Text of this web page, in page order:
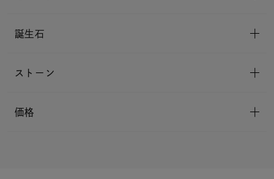
誕生石
ストーン
価格